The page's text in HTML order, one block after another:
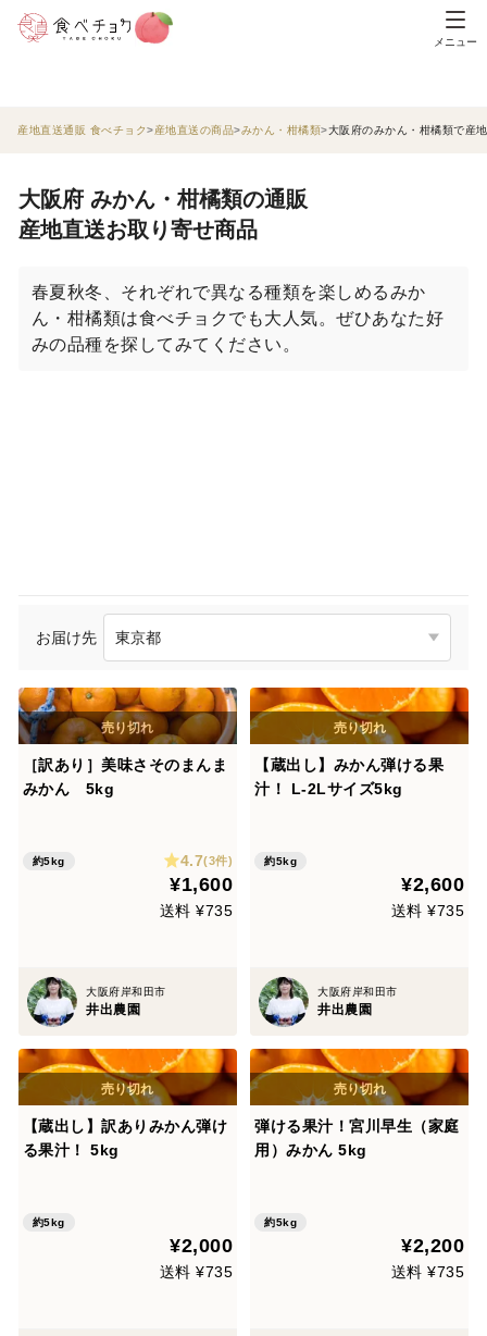
メニュー
産地直送通販 食べチョク 産地直送の商品 みかん・柑橘類 大阪府のみかん・柑橘類で産
大阪府 みかん・柑橘類の通販
産地直送お取り寄せ商品
春夏秋冬、それぞれで異なる種類を楽しめるみか
ん・柑橘類は食べチョクでも大人気。ぜひあなた好
みの品種を探してみてください。
お届け先
［訳あり］美味さそのまんま
みかん 5kg
約5kg 4.7(3件)
¥1,600
送料 ¥735
大阪府岸和田市
井出農園
【蔵出し】みかん弾ける果
汁！ L-2Lサイズ5kg
約5kg
¥2,600
送料 ¥735
大阪府岸和田市
井出農園
【蔵出し】訳ありみかん弾け
る果汁！ 5kg
約5kg
¥2,000
送料 ¥735
弾ける果汁！宮川早生（家庭
用）みかん 5kg
約5kg
¥2,200
送料 ¥735